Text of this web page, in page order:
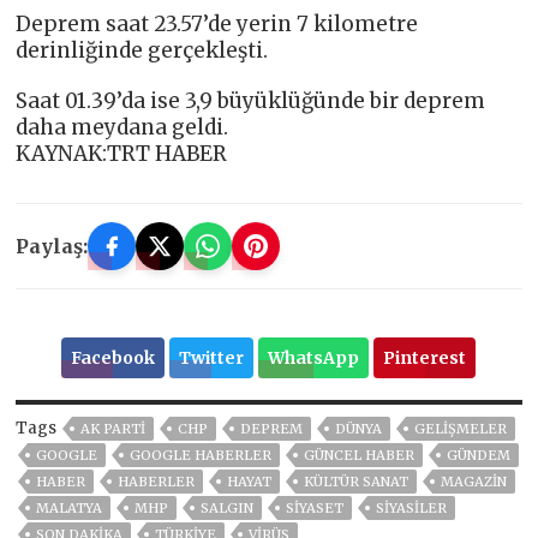
Deprem saat 23.57’de yerin 7 kilometre
derinliğinde gerçekleşti.
Saat 01.39’da ise 3,9 büyüklüğünde bir deprem
daha meydana geldi.
KAYNAK:TRT HABER
Paylaş:
Facebook Twitter WhatsApp Pinterest
Tags AK PARTİ CHP DEPREM DÜNYA
GELIŞMELER
GOOGLE
GOOGLE HABERLER GÜNCEL HABER
GÜNDEM
HABER
HABERLER HAYAT KÜLTÜR SANAT
MAGAZİN
MALATYA
MHP SALGIN SİYASET
SİYASİLER
SON DAKIKA
TÜRKİYE VIRÜS